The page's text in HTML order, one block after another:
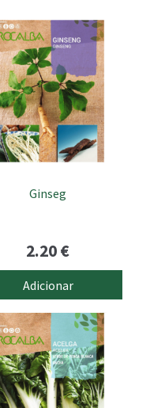
Ginseg
2.20€
Adicionar